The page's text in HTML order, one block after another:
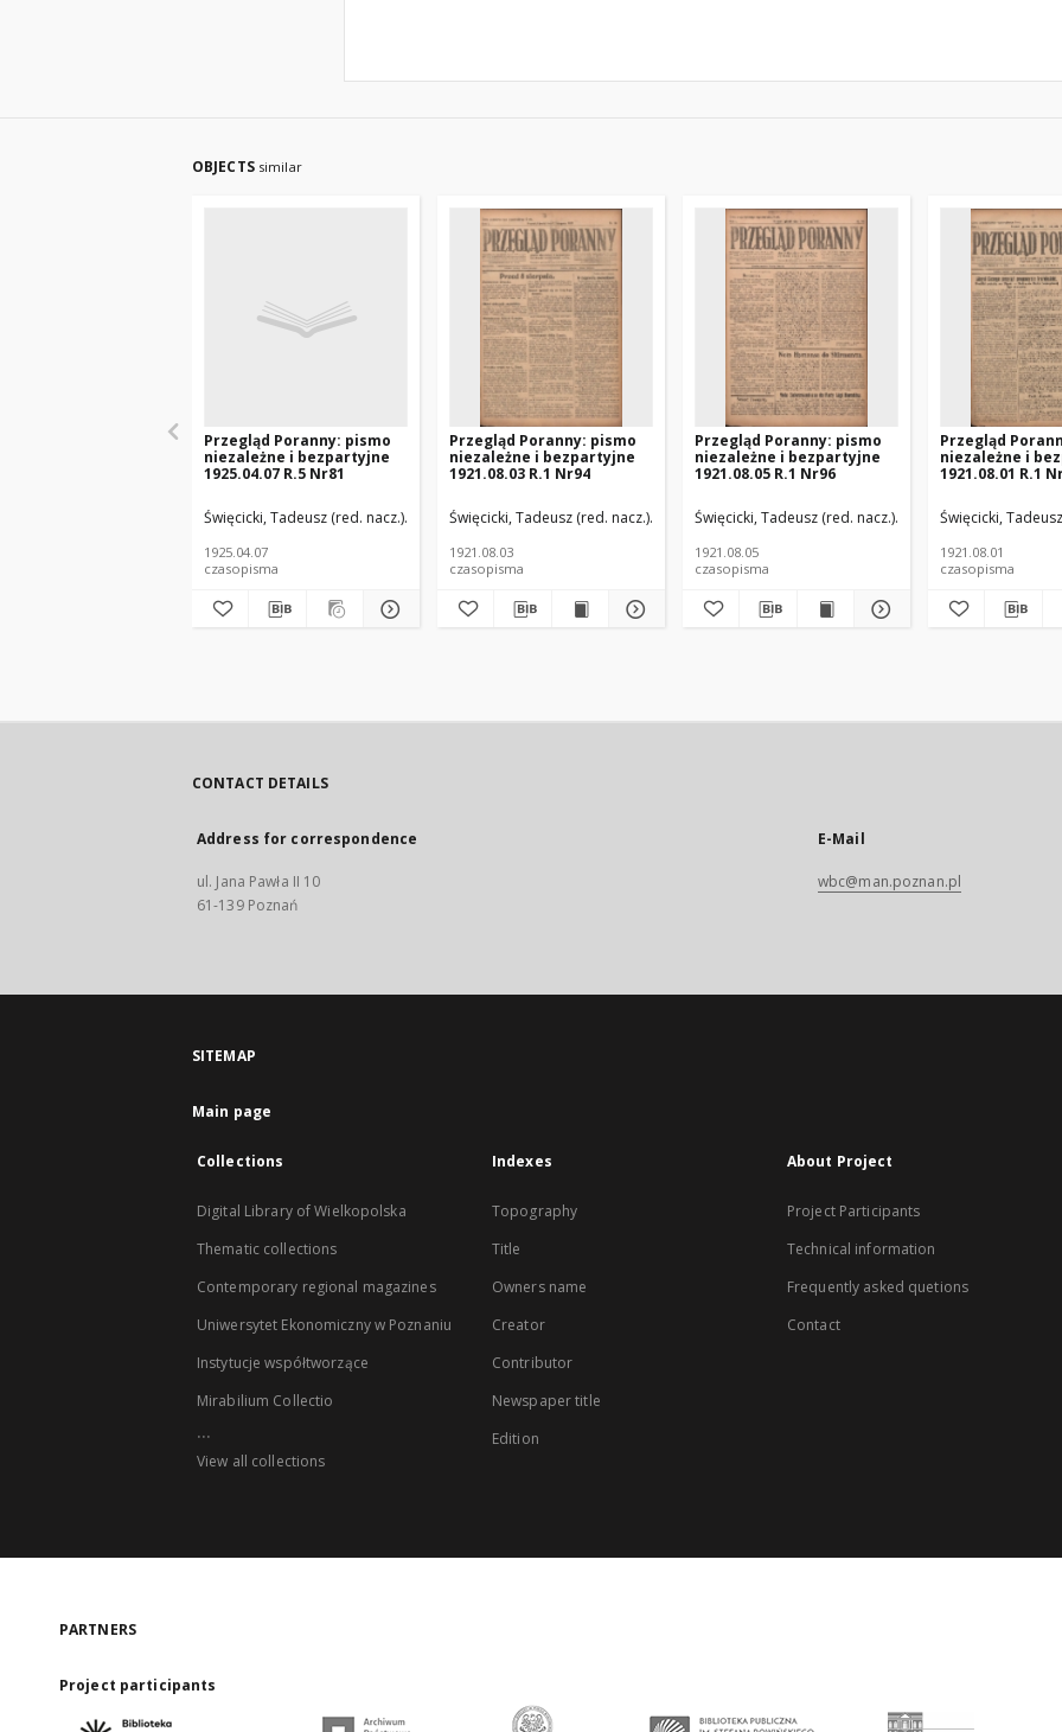
OBJECTS similar
Przegląd Poranny: pismo
niezależne i bezpartyjne
1925.04.07 R.5 Nr81
Święcicki, Tadeusz (red. nacz.) Paluch, Stefan (red. odp.)
1925.04.07
czasopisma
Przegląd Poranny: pismo
niezależne i bezpartyjne
1921.08.03 R.1 Nr94
Święcicki, Tadeusz (red. nacz.) Paluch, Stefan (red. odp.)
1921.08.03
czasopisma
Przegląd Poranny: pismo
niezależne i bezpartyjne
1921.08.05 R.1 Nr96
Święcicki, Tadeusz (red. nacz.) Paluch, Stefan (red.
1921.08.05
czasopisma
Przegląd
niezależne i
1921.08.01 R.1
Święcicki,
1921.08.01
czasopisma
CONTACT DETAILS
Address for correspondence
ul. Jana Pawła II 10
61-139 Poznań
E-Mail
wbc@man.poznan.pl
SITEMAP
Main page
Collections
Digital Library of Wielkopolska
Thematic collections
Contemporary regional magazines
Uniwersytet Ekonomiczny w Poznaniu
Instytucje współtworzące
Mirabilium Collectio
...
View all collections
Indexes
Topography
Title
Owners name
Creator
Contributor
Newspaper title
Edition
About Project
Project Participants
Technical information
Frequently asked quetions
Contact
PARTNERS
Project participants